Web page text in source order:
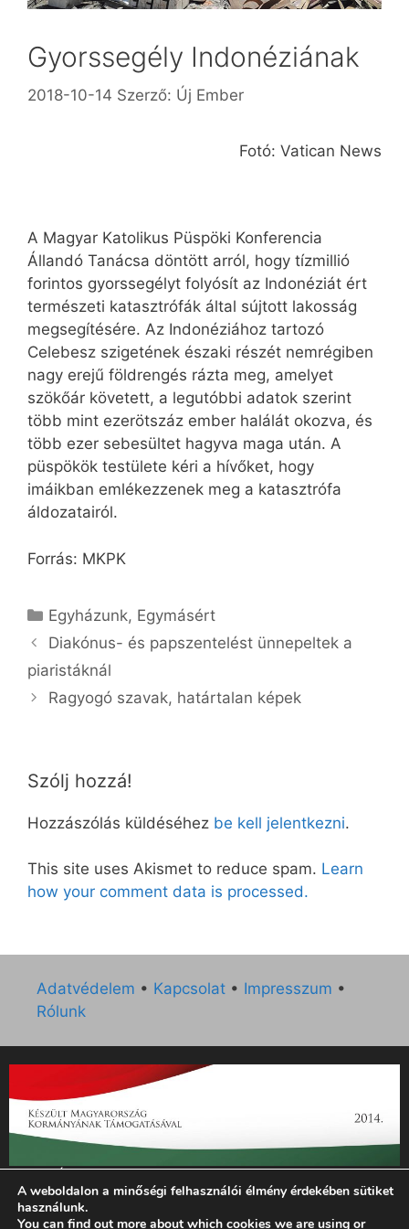
Gyorssegély Indonéziának
2018-10-14 Szerző: Új Ember
Fotó: Vatican News
A Magyar Katolikus Püspöki Konferencia
Állandó Tanácsa döntött arról, hogy tízmillió
forintos gyorssegélyt folyósít az Indonéziát ért
természeti katasztrófák által sújtott lakosság
megsegítésére. Az Indonéziához tartozó
Celebesz szigetének északi részét nemrégiben
nagy erejű földrengés rázta meg, amelyet
szökőár követett, a legutóbbi adatok szerint
több mint ezerötszáz ember halálát okozva, és
több ezer sebesültet hagyva maga után. A
püspökök testülete kéri a hívőket, hogy
imáikban emlékezzenek meg a katasztrófa
áldozatairól.
Forrás: MKPK
Kategória
Egyházunk, Egymásért
Diakónus- és papszentelést ünnepeltek a
piaristáknál
Ragyogó szavak, határtalan képek
Szólj hozzá!
Hozzászólás küldéséhez be kell jelentkezni.
This site uses Akismet to reduce spam. Learn
how your comment data is processed.
Adatvédelem • Kapcsolat • Impresszum •
Rólunk
„Az Új Ember katolikus hetilap 2014. évi működésének
támogatását az EGYH-KCP-14-P-0121 sz. támogatási
szerződés keretében 3 000 000 Ft összegben támogatta az
A weboldalon a minőségi felhasználói élmény érdekében sütiket
használunk.
You can find out more about which cookies we are using or